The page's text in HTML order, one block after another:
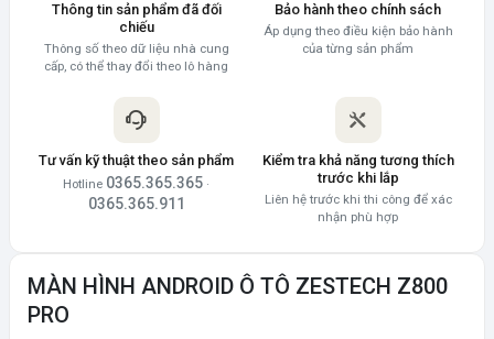
Thông tin sản phẩm đã đối
chiếu
Thông số theo dữ liệu nhà cung
cấp, có thể thay đổi theo lô hàng
Bảo hành theo chính sách
Áp dụng theo điều kiện bảo hành
của từng sản phẩm
Tư vấn kỹ thuật theo sản phẩm
Hotline 0365.365.365 ·
0365.365.911
Kiểm tra khả năng tương thích
trước khi lắp
Liên hệ trước khi thi công để xác
nhận phù hợp
MÀN HÌNH ANDROID Ô TÔ ZESTECH Z800
PRO